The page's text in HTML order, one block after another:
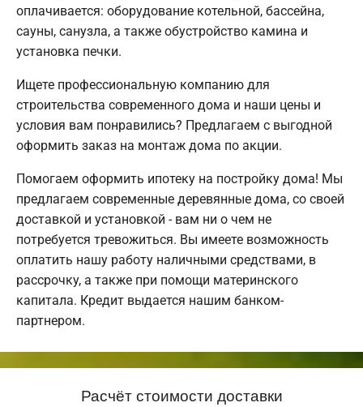
оплачивается: оборудование котельной, бассейна,
сауны, санузла, а также обустройство камина и
установка печки.
Ищете профессиональную компанию для
строительства современного дома и наши цены и
условия вам понравились? Предлагаем с выгодной
оформить заказ на монтаж дома по акции.
Помогаем оформить ипотеку на постройку дома! Мы
предлагаем современные деревянные дома, со своей
доставкой и установкой - вам ни о чем не
потребуется тревожиться. Вы имеете возможность
оплатить нашу работу наличными средствами, в
рассрочку, а также при помощи материнского
капитала. Кредит выдается нашим банком-
партнером.
Расчёт стоимости доставки